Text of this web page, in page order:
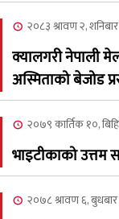
२०८३ श्रावण २, शनिबार
क्यालगरी नेपाली
अस्मिताको बेजोड
२०७९ कार्तिक १०,
भाइटीकाको उत्तम
२०७८ श्रावण ६, बुधबार